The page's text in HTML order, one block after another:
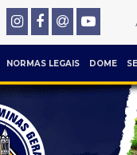
NORMAS LEGAIS DOME